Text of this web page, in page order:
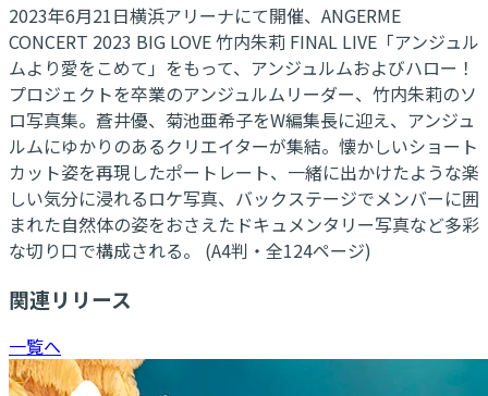
2023年6月21日横浜アリーナにて開催、ANGERME
CONCERT 2023 BIG LOVE 竹内朱莉 FINAL LIVE「アンジュル
ムより愛をこめて」をもって、アンジュルムおよびハロー！
プロジェクトを卒業のアンジュルムリーダー、竹内朱莉のソ
ロ写真集。蒼井優、菊池亜希子をW編集長に迎え、アンジュ
ルムにゆかりのあるクリエイターが集結。懐かしいショート
カット姿を再現したポートレート、一緒に出かけたような楽
しい気分に浸れるロケ写真、バックステージでメンバーに囲
まれた自然体の姿をおさえたドキュメンタリー写真など多彩
な切り口で構成される。 (A4判・全124ページ)
関連リリース
一覧へ